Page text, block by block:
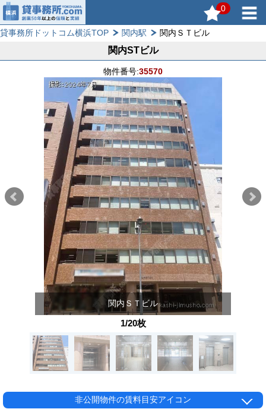
0
貸事務所ドットコム横浜TOP 関内駅 関内ＳＴビル
関内STビル
物件番号:35570
関内ＳＴビル
1/20枚
非公開物件の賃料目安アイコン